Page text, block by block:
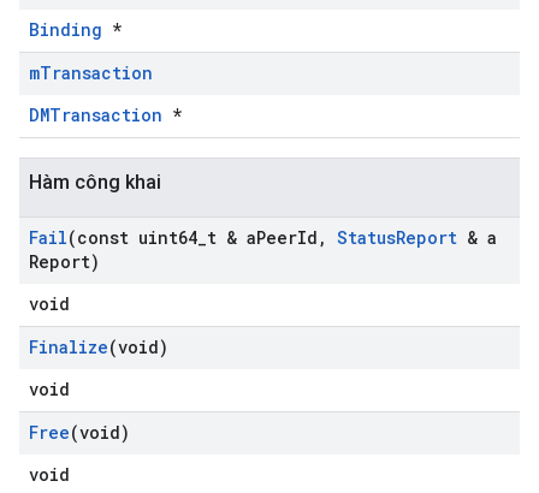
Binding *
mTransaction
DMTransaction *
Hàm công khai
Fail(const uint64 t & aPeerId , StatusReport & a
Report)
void
Finalize(void)
void
Free(void)
void